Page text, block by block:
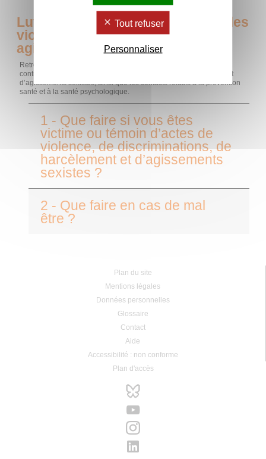
Lutte contre les discriminations, les
violences, le harcèlement et les
agissements sexistes
Retrouvez les informations et dispositifs mis en œuvre pour lutter
contre les actes de violence, de discriminations, de harcèlement et
d’agissements sexistes, ainsi que les contacts relatifs à la prévention
santé et à la santé psychologique.
1 - Que faire si vous êtes
victime ou témoin d’actes de
violence, de discriminations, de
harcèlement et d’agissements
sexistes ?
2 - Que faire en cas de mal
être ?
Plan du site
Mentions légales
Données personnelles
Glossaire
Contact
Aide
Accessibilité : non conforme
Plan d'accès
Tout refuser
Personnaliser